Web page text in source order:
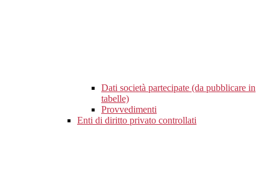
Dati società partecipate (da pubblicare in
tabelle)
Provvedimenti
Enti di diritto privato controllati